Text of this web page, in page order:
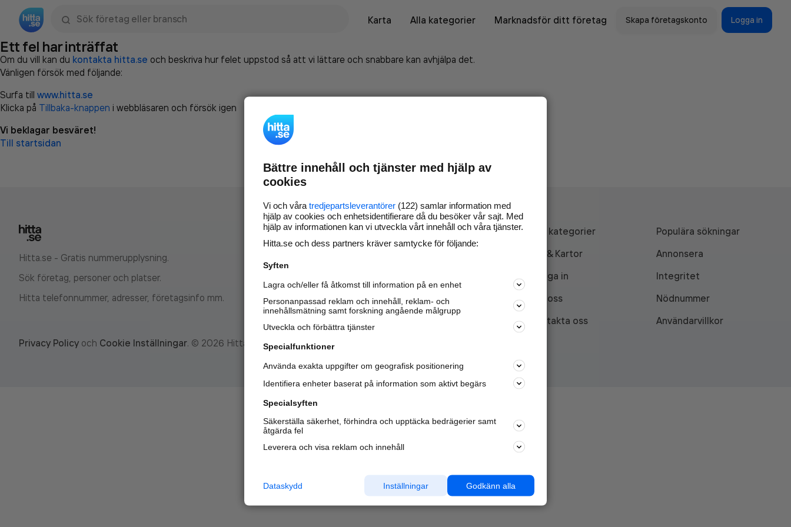
Karta
Alla kategorier Marknadsför ditt företag Skapa företagskonto Logga in
Ett fel har inträffat
Om du vill kan du kontakta hitta.se och beskriva hur felet uppstod så att vi lättare och snabbare kan avhjälpa det.
Vänligen försök med följande:
Surfa till www.hitta.se
Klicka på Tillbaka-knappen i webbläsaren och försök igen
Vi beklagar besväret!
Till startsidan
Hitta.se - Gratis nummerupplysning.
Sök företag, personer och platser.
Hitta telefonnummer, adresser, företagsinfo mm.
Marknadsför företaget på
nya kunder och
samarbetspartners nära dig.
Läs mer här
Alla kategorier
Populära sökningar
API & Kartor
Annonsera
Logga in
Integritet
Om oss
Nödnummer
Kontakta oss
Användarvillkor
Privacy Policy och Cookie Inställningar. © 2026 Hitta.se
Bättre innehåll och tjänster med hjälp av
cookies
Vi och våra tredjepartsleverantörer (122) samlar information med
hjälp av cookies och enhetsidentifierare då du besöker vår sajt. Med
hjälp av informationen kan vi utveckla vårt innehåll och våra tjänster.
Hitta.se och dess partners kräver samtycke för följande:
Syften
Lagra och/eller få åtkomst till information på en enhet
Personanpassad reklam och innehåll, reklam- och
innehållsmätning samt forskning angående målgrupp
Utveckla och förbättra tjänster
Specialfunktioner
Använda exakta uppgifter om geografisk positionering
Identifiera enheter baserat på information som aktivt begärs
Specialsyften
Säkerställa säkerhet, förhindra och upptäcka bedrägerier samt
åtgärda fel
Leverera och visa reklam och innehåll
Godkänn alla
Inställningar
Dataskydd